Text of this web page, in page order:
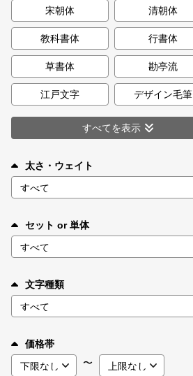
マイページ
お気に入り
ご利用ガイド
お問い合わせ
宋朝体 清朝体
教科書体 行書体
草書体 勘亭流
江戸文字 デザイン毛筆
すべてを表示
太さ・ウェイト
セット or 単体
文字種類
価格帯
〜